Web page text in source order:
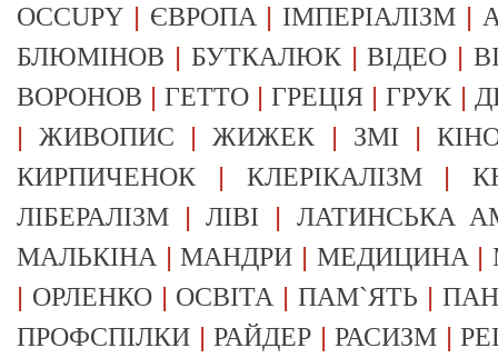
OCCUPY | ЄВРОПА | ІМПЕРІАЛІЗМ |
БЛЮМІНОВ | БУТКАЛЮК|ВІДЕО |
ВОРОНОВ |ГЕТТО |ГРЕЦІЯ |ГРУК |
|ЖИВОПИС |ЖИЖЕК | ЗМІ |
КИРПИЧЕНОК | КЛЕРІКАЛІЗМ|
ЛІБЕРАЛІЗМ |ЛІВІ | ЛАТИНСЬКА
МАЛЬКІНА |МАНДРИ | МЕДИЦИНА |
| ОРЛЕНКО| ОСВІТА |ПАМ`ЯТЬ |
ПРОФСПІЛКИ |РАЙДЕР |РАСИЗМ |